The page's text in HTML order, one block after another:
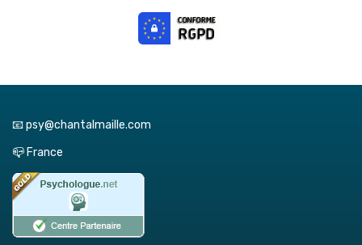
📧 psy@chantalmaille.com
📪 France